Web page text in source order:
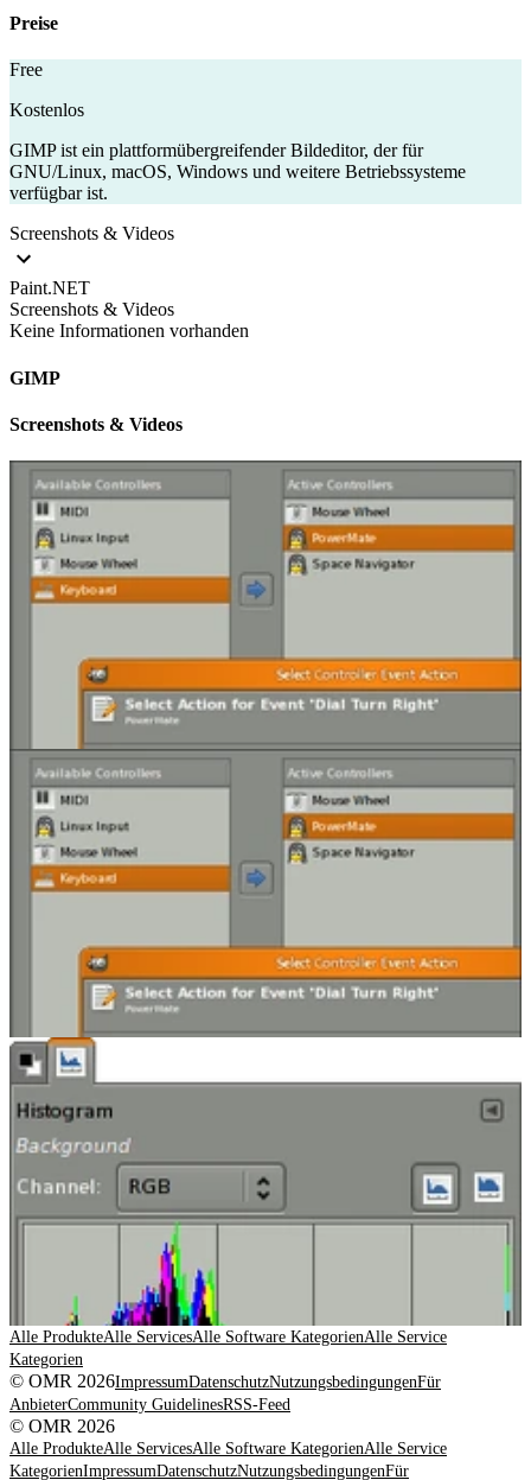
Preise
Free
Kostenlos
GIMP ist ein plattformübergreifender Bildeditor, der für
GNU/Linux, macOS, Windows und weitere Betriebssysteme
verfügbar ist.
Screenshots & Videos
Paint.NET
Screenshots & Videos
Keine Informationen vorhanden
GIMP
Screenshots & Videos
Alle ProdukteAlle ServicesAlle Software KategorienAlle Service
Kategorien
© OMR 2026ImpressumDatenschutzNutzungsbedingungenFür
AnbieterCommunity GuidelinesRSS-Feed
© OMR 2026
Alle ProdukteAlle ServicesAlle Software KategorienAlle Service
KategorienImpressumDatenschutzNutzungsbedingungenFür